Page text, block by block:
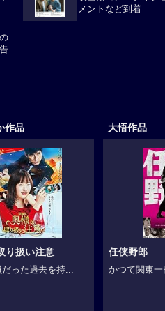
映画祭コンペティシ
メントなど到着
作品
り扱い注意
った過去を持...
大悟作品
任侠野郎
かつて関東